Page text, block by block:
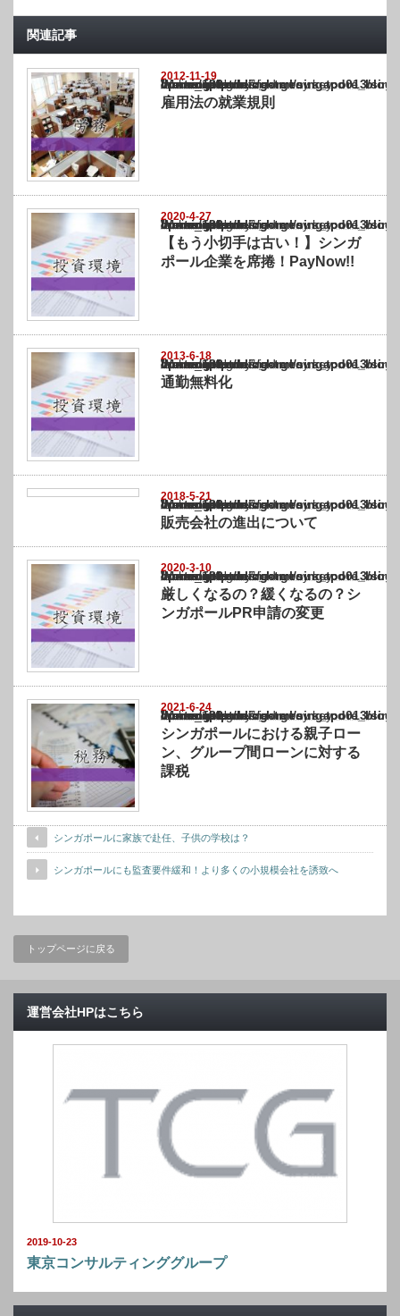
関連記事
2012-11-19
Warning
: Undefined array key "show_category" in
/home/netst/kuno-cpa.co.jp/public_html/singapore_blog/wp-content/themes/
on line183
雇用法の就業規則
2020-4-27
Warning
: Undefined array key "show_category" in
/home/netst/kuno-cpa.co.jp/public_html/singapore_blog/wp-content/themes/
on line183
【もう小切手は古い！】シンガ
ポール企業を席捲！PayNow!!
2013-6-18
Warning
: Undefined array key "show_category" in
/home/netst/kuno-cpa.co.jp/public_html/singapore_blog/wp-content/themes/
on line183
通勤無料化
2018-5-21
Warning
: Undefined array key "show_category" in
/home/netst/kuno-cpa.co.jp/public_html/singapore_blog/wp-content/themes/
on line183
販売会社の進出について
2020-3-10
Warning
: Undefined array key "show_category" in
/home/netst/kuno-cpa.co.jp/public_html/singapore_blog/wp-content/themes/
on line183
厳しくなるの？緩くなるの？シ
ンガポールPR申請の変更
2021-6-24
Warning
: Undefined array key "show_category" in
/home/netst/kuno-cpa.co.jp/public_html/singapore_blog/wp-content/themes/
on line183
シンガポールにおける親子ロー
ン、グループ間ローンに対する
課税
シンガポールに家族で赴任、子供の学校は？
シンガポールにも監査要件緩和！より多くの小規模会社を誘致へ
トップページに戻る
運営会社HPはこちら
2019-10-23
東京コンサルティンググループ